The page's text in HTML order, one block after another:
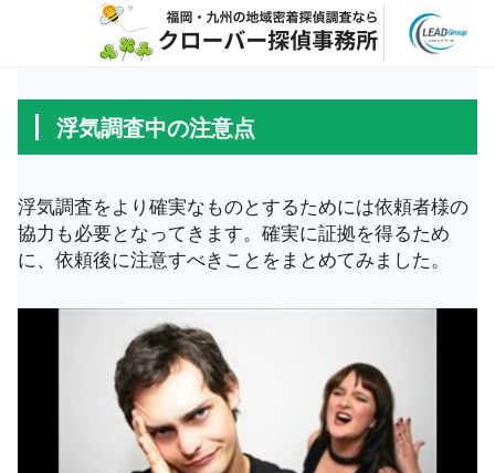
浮気調査中の注意点
浮気調査をより確実なものとするためには依頼者様の
協力も必要となってきます。確実に証拠を得るため
に、依頼後に注意すべきことをまとめてみました。